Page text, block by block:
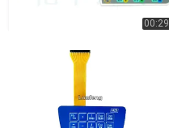
00:29